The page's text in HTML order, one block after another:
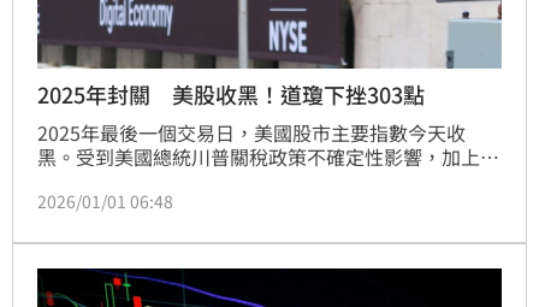
2025年封關 美股收黑！道瓊下挫303點
2025年最後一個交易日，美國股市主要指數今天收
黑。受到美國總統川普關稅政策不確定性影響，加上人
但全年仍繳出亮眼漲幅。
2026/01/01 06:48